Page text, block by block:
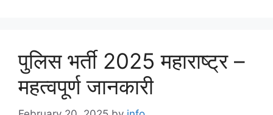
पुलिस भर्ती 2025 महाराष्ट्र –
महत्वपूर्ण जानकारी